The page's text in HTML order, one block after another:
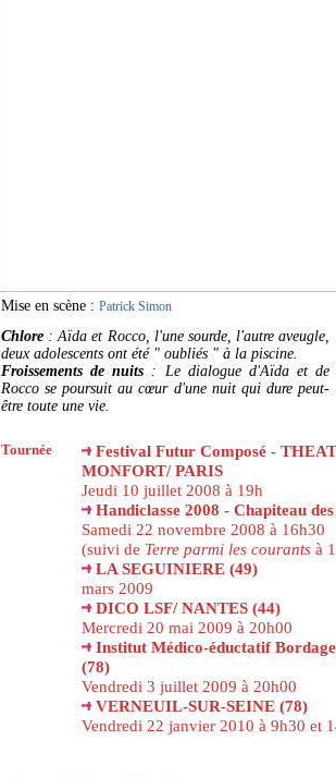
Mise en scène : Patrick Simon
Chlore : Aïda et Rocco, l'une sourde, l'autre aveugle,
deux adolescents ont été " oubliés " à la piscine.
Froissements de nuits : Le dialogue d'Aïda et de
Rocco se poursuit au cœur d'une nuit qui dure peut-
être toute une vie.
Tournée
Festival Futur Composé -
MONFORT/ PARIS
Jeudi 10 juillet 2008 à 19h
Handiclasse 2008 - Chapiteau
Samedi 22 novembre 2008 à 16h30
(suivi de Terre parmi les courants à
LA SEGUINIERE (49)
mars 2009
DICO LSF/ NANTES (44)
Mercredi 20 mai 2009 à 20h00
Institut Médico-éductatif
(78)
Vendredi 3 juillet 2009 à 20h00
VERNEUIL-SUR-SEINE (78)
Vendredi 22 janvier 2010 à 9h30 et